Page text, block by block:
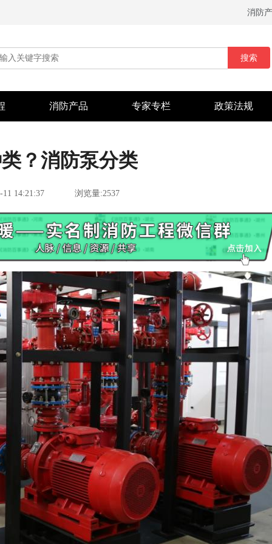
消防
搜索
消防产品 专家专栏 政策法规
？消防泵分类
11 14:21:37 浏览量:2537